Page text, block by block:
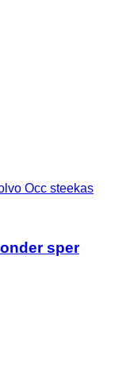
Occ steekas
sper